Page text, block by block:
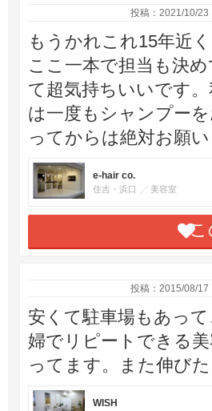
投稿：2021/10/23
もうかれこれ15年近
ここ一本で担当も決
て超気持ちいいです
は一度もシャンプー
ってからは絶対お願い
e-hair co.
住吉・浜口 美容室
こ
投稿：2015/08/17
安くて駐車場もあっ
婦でリピートできる
ってます。また伸び
WISH